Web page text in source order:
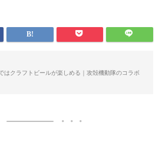
はクラフトビールが楽しめる｜攻殻機動隊のコラボ